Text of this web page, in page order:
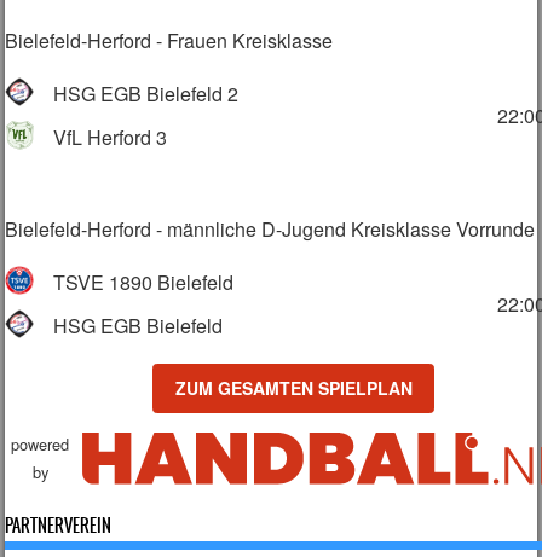
Bielefeld-Herford - Frauen Kreisklasse
HSG EGB Bielefeld 2
VfL Herford 3
Bielefeld-Herford - männliche D-Jugend Kreisklasse Vorrunde
TSVE 1890 Bielefeld
HSG EGB Bielefeld
ZUM GESAMTEN SPIELPLAN
powered
by
PARTNERVEREIN